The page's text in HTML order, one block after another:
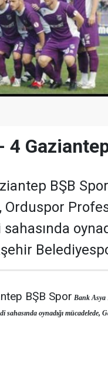
4
BŞB
Orduspor
sahasında
BŞB Spor Bank Asya
sahasında oynadığı mücadelede,